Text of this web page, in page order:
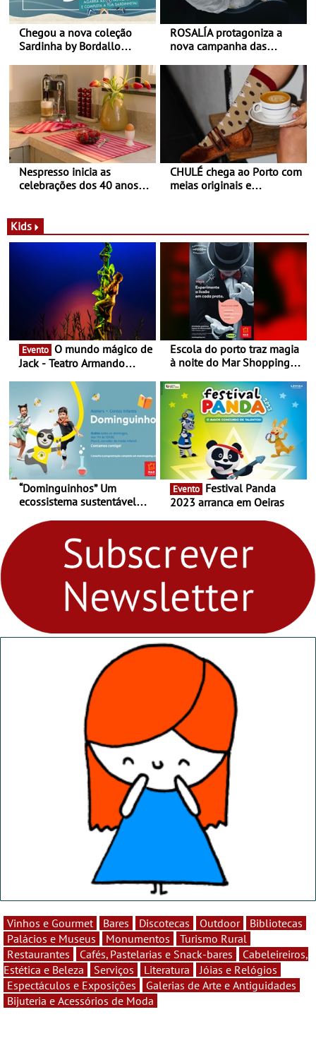
Chegou a nova coleção
Sardinha by Bordallo
ROSALÍA protagoniza a
nova campanha das
Balance
Nespresso inicia as
celebrações dos 40 anos
Novas - Edição limitada
Nespresso x Torres Novas
CHULÉ chega ao Porto com
meias originais e
Shopping
Kids
Evento
Jack - Teatro Armando
Escola do porto traz magia
à noite do Mar Shopping
29 de abril, às 21h00
“Dominguinhos” Um
ecossistema sustentável
fores - Atelier de Educação
Ambiental nos
“Dominguinhos” de 23 de
Evento
2023 arranca em Oeiras
Vinhos e Gourmet Bares Discotecas Outdoor
Bibliotecas
Palácios e Museus
Monumentos
Turismo Rural
Restaurantes
Cafés, Pastelarias e Snack-bares
Cabeleireiros,
Estética e Beleza
Serviços Literatura
Jóias e Relógios
Espectáculos e Exposições
Galerias de Arte e Antiguidades
Bijuteria e Acessórios de Moda